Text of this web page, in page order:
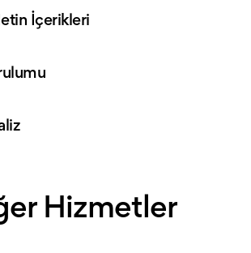
İçerikleri
Hizmetler